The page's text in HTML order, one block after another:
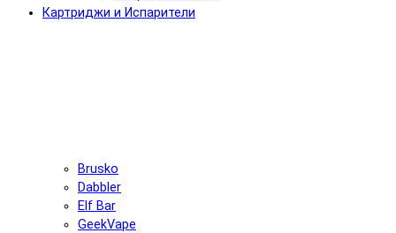
Картриджи и Испарители
Brusko
Dabbler
Elf Bar
GeekVape